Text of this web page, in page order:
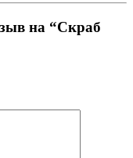
на “Скраб